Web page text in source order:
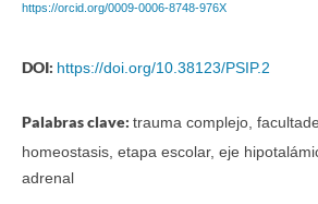
https://orcid.org/0009-0006-8748-976X
DOI: https://doi.org/10.38123/PSIP.2
Palabras clave: trauma complejo,
homeostasis, etapa escolar, eje
adrenal